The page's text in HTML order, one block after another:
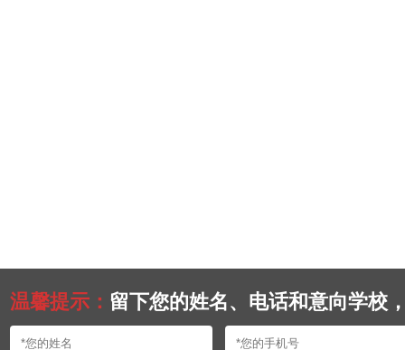
温馨提示： 留下您的姓名、电话和意向学校